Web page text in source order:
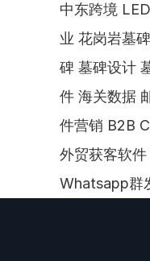
中东跨境
业 花岗岩墓
碑 墓碑设计
件 海关数据
件营销 B2B
外贸获客软
Whatsapp群